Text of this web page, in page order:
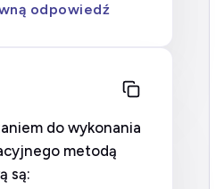
odpowiedź
do wykonania
metodą
są: